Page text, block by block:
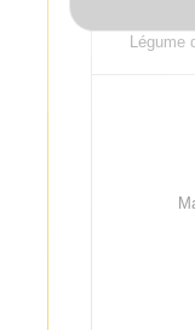
Légume